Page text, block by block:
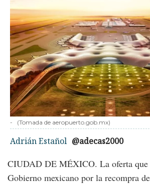
- (Tomada de aeropuerto.gob.mx)
Adrián Estañol @adecas2000
CIUDAD DE MÉXICO. La oferta
Gobierno mexicano por la recompra